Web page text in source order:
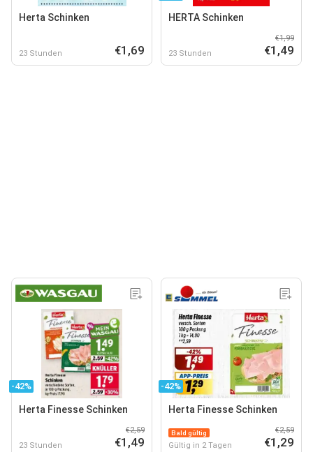
Herta Schinken
23 Stunden €1,69
HERTA Schinken
23 Stunden
€1,99
€1,49
-42%
Herta Finesse Schinken
23 Stunden
€2,59
€1,49
-42%
Herta Finesse Schinken
Bald gültig
Gültig in 2 Tagen
€2,59
€1,29